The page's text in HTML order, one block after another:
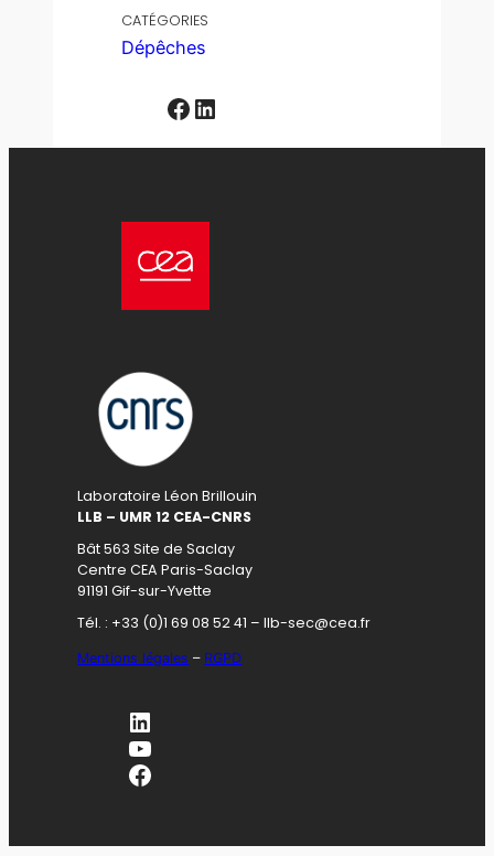
CATÉGORIES
Dépêches
Facebook LinkedIn
Laboratoire Léon Brillouin
LLB – UMR 12 CEA-CNRS
Bât 563 Site de Saclay
Centre CEA Paris-Saclay
91191 Gif-sur-Yvette
Tél. : +33 (0)1 69 08 52 41 – llb-sec@cea.fr
Mentions légales – RGPD
LinkedIn
YouTube
Facebook